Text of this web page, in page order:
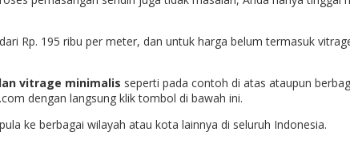
Rp. 195 ribu per meter, dan untuk harga belum termasuk
vitrage minimalis seperti pada contoh di atas ataupun
dengan langsung klik tombol di bawah ini.
ke berbagai wilayah atau kota lainnya di seluruh Indonesia.